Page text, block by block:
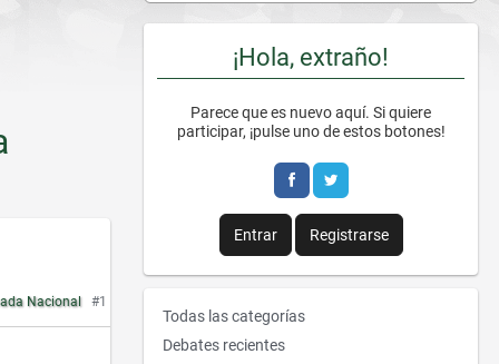
Nacional #1
¡Hola, extraño!
Parece que es nuevo aquí. Si quiere
participar, ¡pulse uno de estos botones!
Entrar Registrarse
E
n
Todas las categorías
Debates recientes